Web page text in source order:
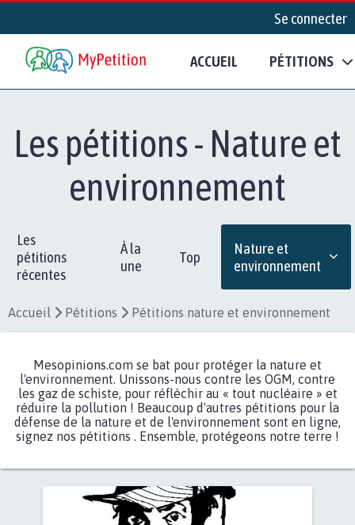
Se connecter
ACCUEIL PÉTITIONS
Les pétitions - Nature et
environnement
Les
pétitions
récentes
À la
une
Top
Nature et
environnement
Accueil Pétitions Pétitions nature et environnement
Mesopinions.com se bat pour protéger la nature et
l'environnement. Unissons-nous contre les OGM, contre
les gaz de schiste, pour réfléchir au « tout nucléaire » et
réduire la pollution ! Beaucoup d'autres pétitions pour la
défense de la nature et de l'environnement sont en ligne,
signez nos pétitions . Ensemble, protégeons notre terre !